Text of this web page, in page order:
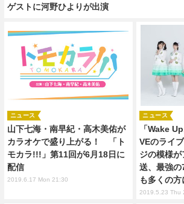
ゲストに河野ひよりが出演
山下七海・南早紀・高木美佑が
カラオケで盛り上がる！ 「ト
モカラ!!!」第11回が6月18日に
配信
ニュース
2019.6.17 Mon 21:30
「Wake
VEのライ
ジの模様
送、最強
も多くの
ニュース
2019.5.23 Thu